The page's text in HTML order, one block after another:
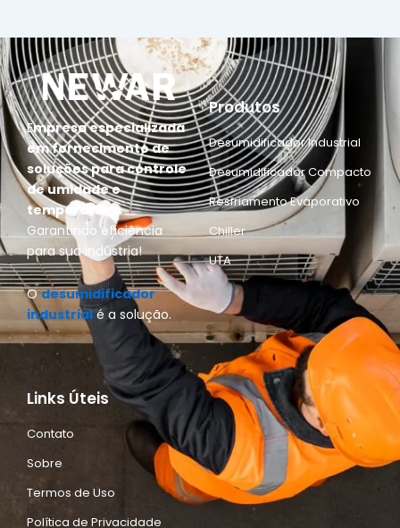
Empresa especializada
em fornecimento de
soluções para controle
de umidade e
temperatura.
Garantindo eficiência
para sua indústria!
Odesumidificador
industrialé a solução.
Produtos
Desumidificador Industrial
Desumidificador Compacto
Resfriamento Evaporativo
Chiller
UTA
Links Úteis
Contato
Sobre
Termos de Uso
Política de Privacidade